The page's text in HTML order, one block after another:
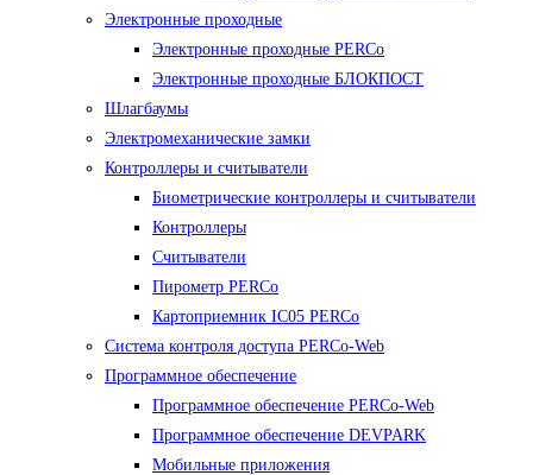
Электронные проходные
Электронные проходные PERCo
Электронные проходные БЛОКПОСТ
Шлагбаумы
Электромеханические замки
Контроллеры и считыватели
Биометрические контроллеры и считыватели
Контроллеры
Считыватели
Пирометр PERCo
Картоприемник IC05 PERCo
Система контроля доступа PERCo-Web
Программное обеспечение
Программное обеспечение PERCo-Web
Программное обеспечение DEVPARK
Мобильные приложения